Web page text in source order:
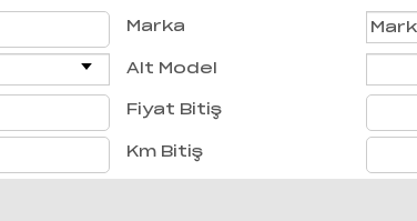
Marka
Alt Model
Fiyat Bitiş
Km Bitiş